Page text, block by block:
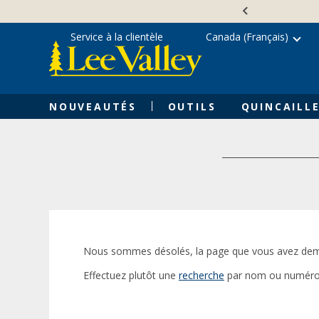
content
NOUVEAUTÉS OUTILS
Service à la clientèle Canada (Français)
Nous sommes désolés, la page que vous avez
Effectuez plutôt une recherche par nom ou